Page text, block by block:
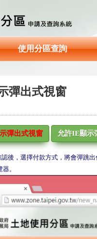
使用分區查詢
彈出式視窗
彈出式視窗 允許IE顯示
認後，選擇付款方式，將會彈跳
。